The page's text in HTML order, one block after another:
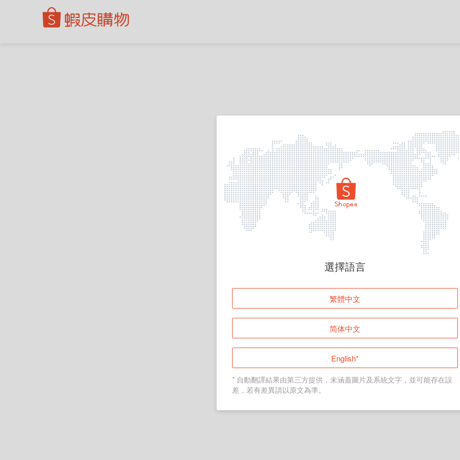
頁面無法顯示
登入
返回首頁
選擇語言
繁體中文
简体中文
English*
* 自動翻譯結果由第三方提供，未涵蓋圖片及系統文字，並可能存在誤
差，若有差異請以原文為準。